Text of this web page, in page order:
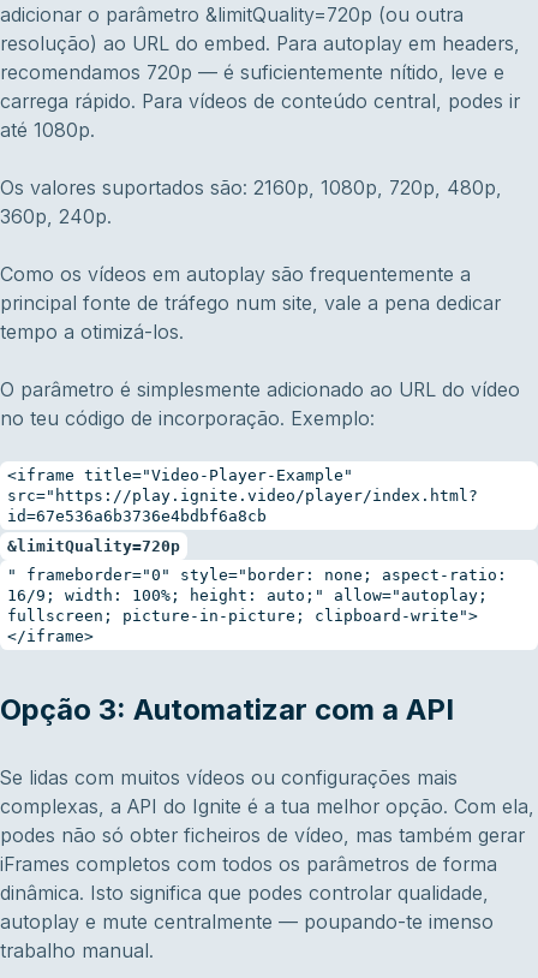
adicionar o parâmetro &limitQuality=720p (ou outra
resolução) ao URL do embed. Para autoplay em headers,
recomendamos 720p — é suficientemente nítido, leve e
carrega rápido. Para vídeos de conteúdo central, podes ir
até 1080p.
Os valores suportados são: 2160p, 1080p, 720p, 480p,
360p, 240p.
Como os vídeos em autoplay são frequentemente a
principal fonte de tráfego num site, vale a pena dedicar
tempo a otimizá-los.
O parâmetro é simplesmente adicionado ao URL do vídeo
no teu código de incorporação. Exemplo:
<iframe title="Video-Player-Example"
src="https://play.ignite.video/player/index.html?
id=67e536a6b3736e4bdbf6a8cb
&limitQuality=720p
" frameborder="0" style="border: none; aspect-ratio:
16/9; width: 100%; height: auto;" allow="autoplay;
fullscreen; picture-in-picture; clipboard-write">
</iframe>
Opção 3: Automatizar com a API
Se lidas com muitos vídeos ou configurações mais
complexas, a API do Ignite é a tua melhor opção. Com ela,
podes não só obter ficheiros de vídeo, mas também gerar
iFrames completos com todos os parâmetros de forma
dinâmica. Isto significa que podes controlar qualidade,
autoplay e mute centralmente — poupando-te imenso
trabalho manual.